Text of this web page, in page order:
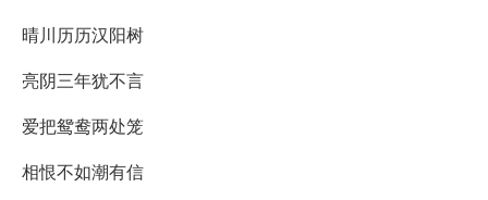
晴川历历汉阳树
亮阴三年犹不言
爱把鸳鸯两处笼
相恨不如潮有信